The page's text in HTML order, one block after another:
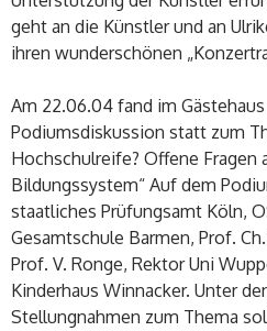
geht an die Künstler und an
ihren wunderschönen
Am 22.06.04 fand im
Podiumsdiskussion statt zum
Hochschulreife? Offene Fragen
Bildungssystem“ Auf dem
staatliches Prüfungsamt Köln,
Gesamtschule Barmen, Prof.
Prof. V. Ronge, Rektor Uni
Kinderhaus Winnacker. Unter
Stellungnahmen zum Thema